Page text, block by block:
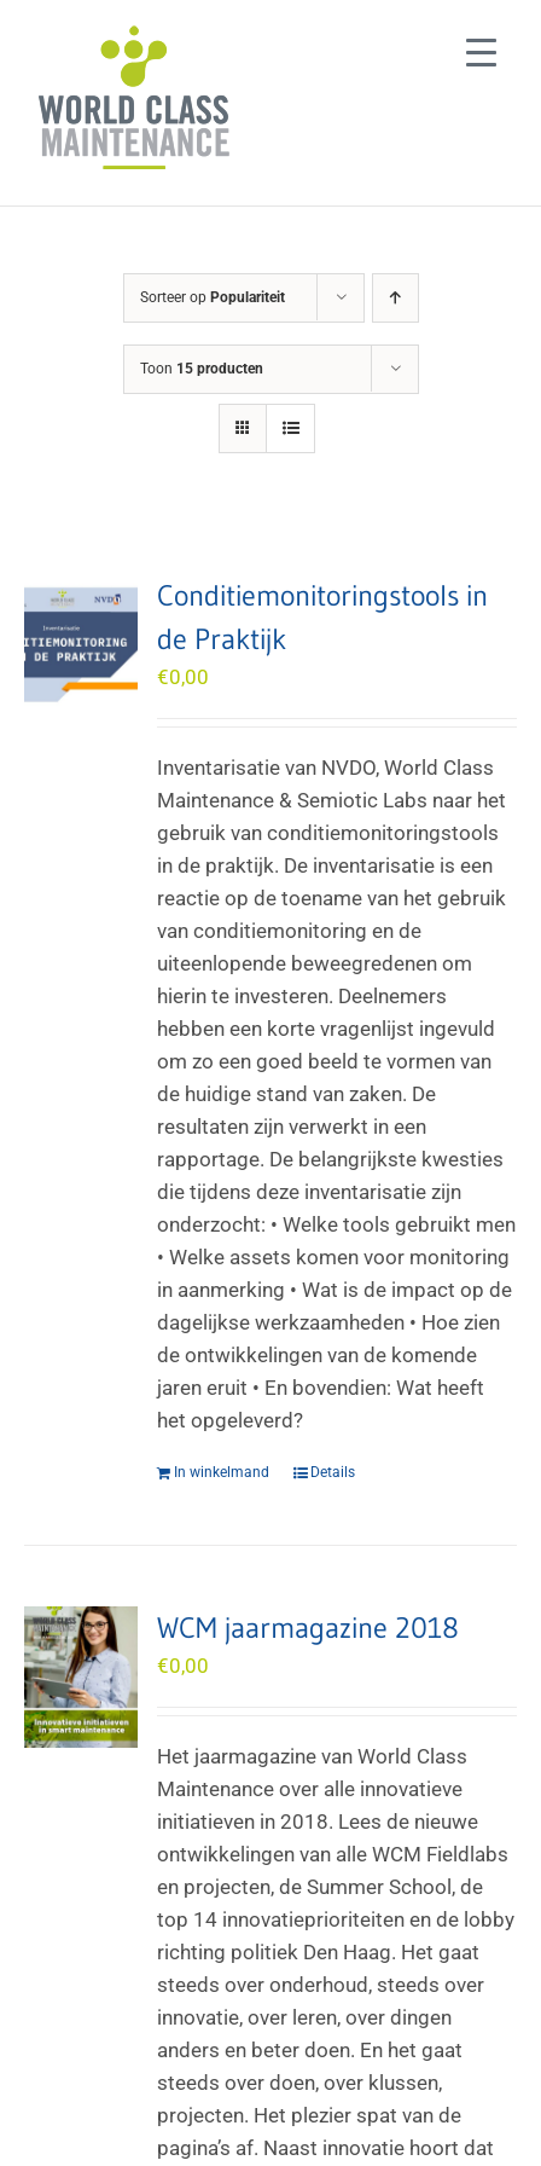
Sorteer op Populariteit
Toon 15 producten
Conditiemonitoringstools in
de Praktijk
€0,00
Inventarisatie van NVDO, World Class
Maintenance & Semiotic Labs naar het
gebruik van conditiemonitoringstools
in de praktijk. De inventarisatie is een
reactie op de toename van het gebruik
van conditiemonitoring en de
uiteenlopende beweegredenen om
hierin te investeren. Deelnemers
hebben een korte vragenlijst ingevuld
om zo een goed beeld te vormen van
de huidige stand van zaken. De
resultaten zijn verwerkt in een
rapportage. De belangrijkste kwesties
die tijdens deze inventarisatie zijn
onderzocht: • Welke tools gebruikt men
• Welke assets komen voor monitoring
in aanmerking • Wat is de impact op de
dagelijkse werkzaamheden • Hoe zien
de ontwikkelingen van de komende
jaren eruit • En bovendien: Wat heeft
het opgeleverd?
In winkelmand Details
WCM jaarmagazine 2018
€0,00
Het jaarmagazine van World Class
Maintenance over alle innovatieve
initiatieven in 2018. Lees de nieuwe
ontwikkelingen van alle WCM Fieldlabs
en projecten, de Summer School, de
top 14 innovatieprioriteiten en de lobby
richting politiek Den Haag. Het gaat
steeds over onderhoud, steeds over
innovatie, over leren, over dingen
anders en beter doen. En het gaat
steeds over doen, over klussen,
projecten. Het plezier spat van de
pagina’s af. Naast innovatie hoort dat